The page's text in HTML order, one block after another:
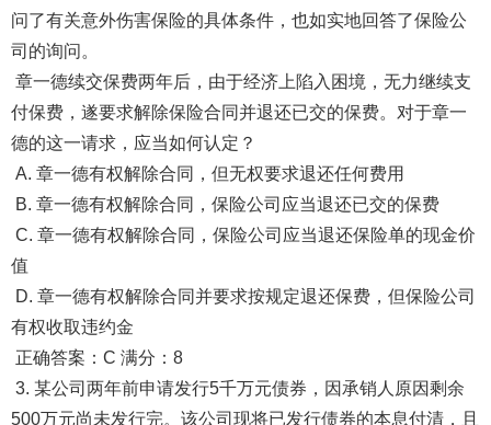
问了有关意外伤害保险的具体条件，也如实地回答了保险公
司的询问。
章一德续交保费两年后，由于经济上陷入困境，无力继续支
付保费，遂要求解除保险合同并退还已交的保费。对于章一
德的这一请求，应当如何认定？
A. 章一德有权解除合同，但无权要求退还任何费用
B. 章一德有权解除合同，保险公司应当退还已交的保费
C. 章一德有权解除合同，保险公司应当退还保险单的现金价
值
D. 章一德有权解除合同并要求按规定退还保费，但保险公司
有权收取违约金
正确答案：C 满分：8
3. 某公司两年前申请发行5千万元债券，因承销人原因剩余
500万元尚未发行完。该公司现将已发行债券的本息付清，且